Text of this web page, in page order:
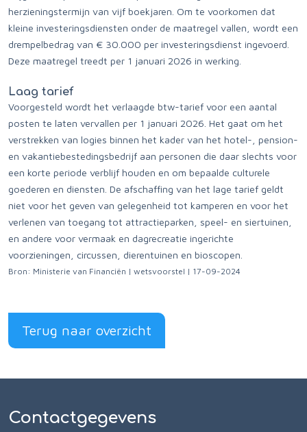
herzieningstermijn van vijf boekjaren. Om te voorkomen dat
kleine investeringsdiensten onder de maatregel vallen, wordt een
drempelbedrag van € 30.000 per investeringsdienst ingevoerd.
Deze maatregel treedt per 1 januari 2026 in werking.
Laag tarief
Voorgesteld wordt het verlaagde btw-tarief voor een aantal
posten te laten vervallen per 1 januari 2026. Het gaat om het
verstrekken van logies binnen het kader van het hotel-, pension-
en vakantiebestedingsbedrijf aan personen die daar slechts voor
een korte periode verblijf houden en om bepaalde culturele
goederen en diensten. De afschaffing van het lage tarief geldt
niet voor het geven van gelegenheid tot kamperen en voor het
verlenen van toegang tot attractieparken, speel- en siertuinen,
en andere voor vermaak en dagrecreatie ingerichte
voorzieningen, circussen, dierentuinen en bioscopen.
Bron: Ministerie van Financiën | wetsvoorstel | 17-09-2024
Terug naar overzicht
Contactgegevens